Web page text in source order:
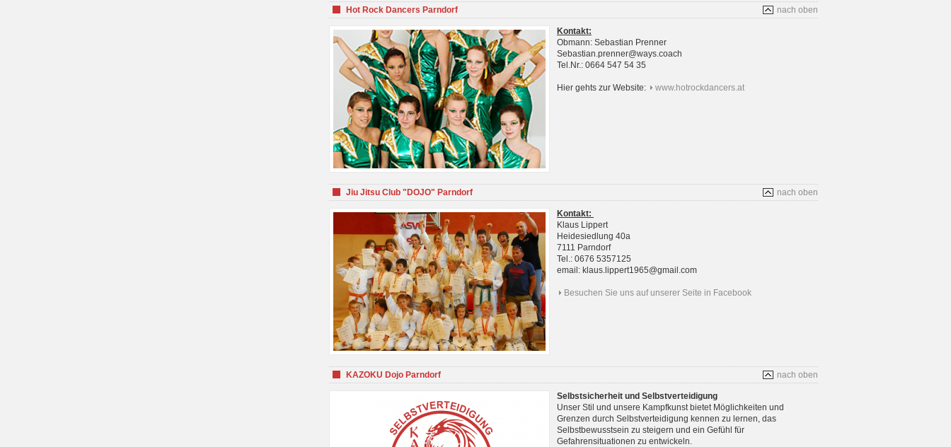
nach oben
Hot Rock Dancers Parndorf
Kontakt:
Obmann: Sebastian Prenner
Sebastian.prenner@ways.coach
Tel.Nr.: 0664 547 54 35
Hier gehts zur Website: www.hotrockdancers.at
nach oben
Jiu Jitsu Club "DOJO" Parndorf
Kontakt:
Klaus Lippert
Heidesiedlung 40a
7111 Parndorf
Tel.: 0676 5357125
email: klaus.lippert1965@gmail.com
Besuchen Sie uns auf unserer Seite in Facebook
nach oben
KAZOKU Dojo Parndorf
Selbstsicherheit und Selbstverteidigung
Unser Stil und unsere Kampfkunst bietet Möglichkeiten und
Grenzen durch Selbstverteidigung kennen zu lernen, das
Selbstbewusstsein zu steigern und ein Gefühl für
Gefahrensituationen zu entwickeln.